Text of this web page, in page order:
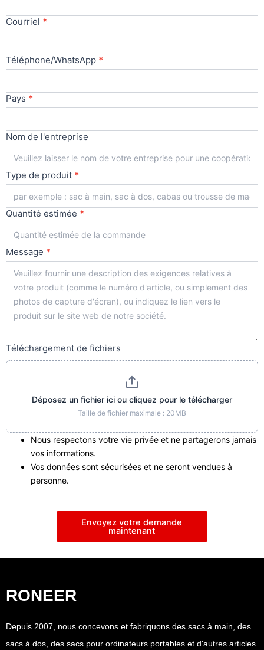
Courriel *
Téléphone/WhatsApp *
Pays *
Nom de l'entreprise
Type de produit *
Quantité estimée *
Message *
Téléchargement de fichiers
Déposez un fichier ici ou cliquez pour le télécharger
Taille de fichier maximale : 20MB
Nous respectons votre vie privée et ne partagerons jamais
vos informations.
Vos données sont sécurisées et ne seront vendues à
personne.
Envoyez votre demande
maintenant
RONEER
Depuis 2007, nous concevons et fabriquons des sacs à main, des
sacs à dos, des sacs pour ordinateurs portables et d'autres articles